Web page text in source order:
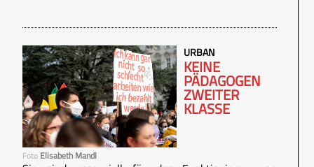
Foto Elisabeth Mandl
URBAN
KEINE
PÄDAGOGEN
ZWEITER
KLASSE